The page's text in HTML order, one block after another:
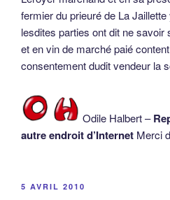
fermier du prieuré de La
lesdites parties ont dit ne savoir
et en vin de marché paié
consentement dudit vendeur la
Odile Halbert –
autre endroit d’Internet Merci
PUBLIÉ
5 AVRIL 2010